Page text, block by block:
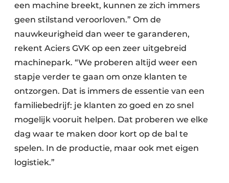
een machine breekt, kunnen ze zich immers
geen stilstand veroorloven.” Om de
nauwkeurigheid dan weer te garanderen,
rekent Aciers GVK op een zeer uitgebreid
machinepark. “We proberen altijd weer een
stapje verder te gaan om onze klanten te
ontzorgen. Dat is immers de essentie van een
familiebedrijf: je klanten zo goed en zo snel
mogelijk vooruit helpen. Dat proberen we elke
dag waar te maken door kort op de bal te
spelen. In de productie, maar ook met eigen
logistiek.”